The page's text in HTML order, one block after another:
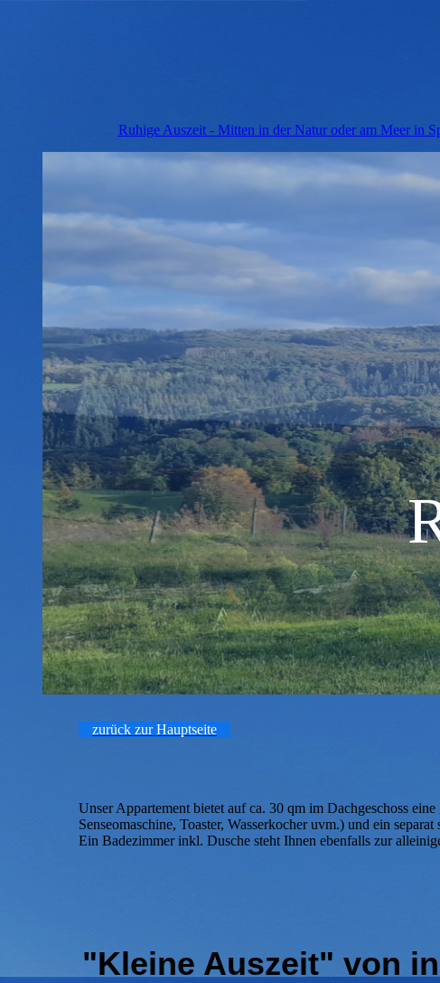
Ruhige Auszeit - Mitten in der Natur oder am Meer in
zurück zur Hauptseite
Unser Appartement bietet auf ca. 30 qm im Dachgeschoss
Senseomaschine, Toaster, Wasserkocher uvm.) und ein
Ein Badezimmer inkl. Dusche steht Ihnen ebenfalls zur
"Kleine Auszeit" von